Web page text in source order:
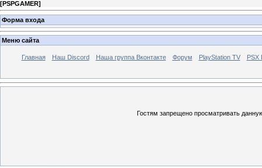
[PSPGAMER]
Форма входа
Меню сайта
Главная Наш Discord Наша группа Вконтакте Форум PlayStation TV PSX
Гостям запрещено просматривать